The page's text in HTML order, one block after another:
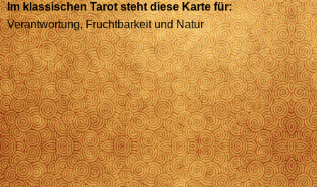
Im klassischen Tarot steht diese Karte für:
Verantwortung, Fruchtbarkeit und Natur